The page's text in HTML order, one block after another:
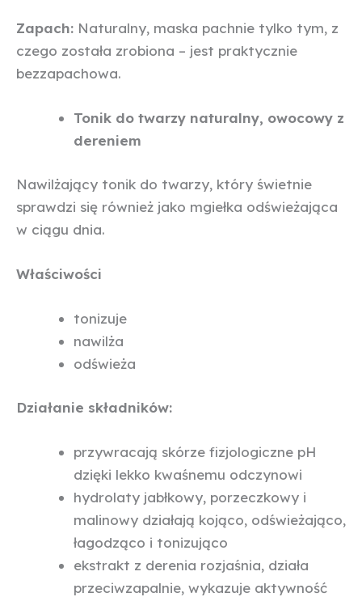
Zapach: Naturalny, maska pachnie tylko tym, z
czego została zrobiona – jest praktycznie
bezzapachowa.
Tonik do twarzy naturalny, owocowy z
dereniem
Nawilżający tonik do twarzy, który świetnie
sprawdzi się również jako mgiełka odświeżająca
w ciągu dnia.
Właściwości
tonizuje
nawilża
odświeża
Działanie składników:
przywracają skórze fizjologiczne pH
dzięki lekko kwaśnemu odczynowi
hydrolaty jabłkowy, porzeczkowy i
malinowy działają kojąco, odświeżająco,
łagodząco i tonizująco
ekstrakt z derenia rozjaśnia, działa
przeciwzapalnie, wykazuje aktywność